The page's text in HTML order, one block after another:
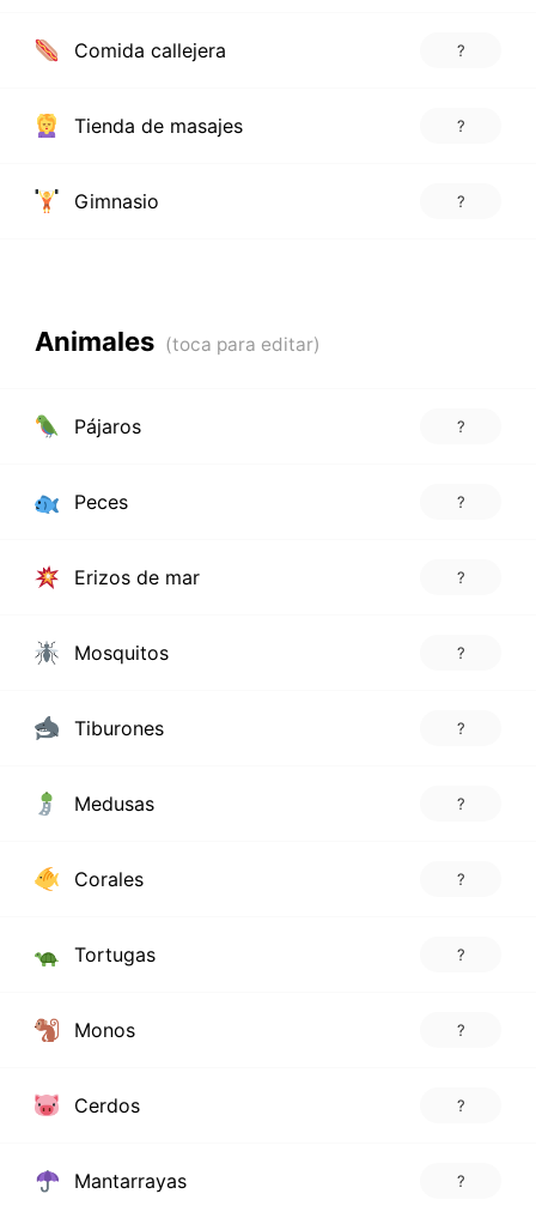
Comida callejera ?
Tienda de masajes ?
Gimnasio ?
Animales
Pájaros ?
Peces ?
Erizos de mar ?
Mosquitos ?
Tiburones ?
Medusas ?
Corales ?
Tortugas ?
Monos ?
Cerdos ?
Mantarrayas ?